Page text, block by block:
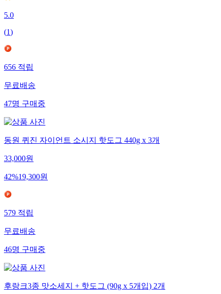
5.0
(1)
656적립
무료배송
47명구매중
동원 퀴진 자이언트 소시지 핫도그 440g x 3개
33,000원
42%19,300원
579적립
무료배송
46명구매중
후랑크3종 맛소세지 + 핫도그 (90g x 5개입) 2개